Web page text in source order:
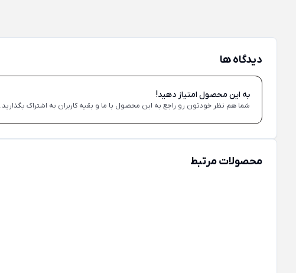
دیدگاه ها
به این محصول امتیاز دهید!
شما هم نظر خودتون رو راجع به این محصول با ما و بقیه کاربران به اشتراک بگذارید.
محصولات مرتبط